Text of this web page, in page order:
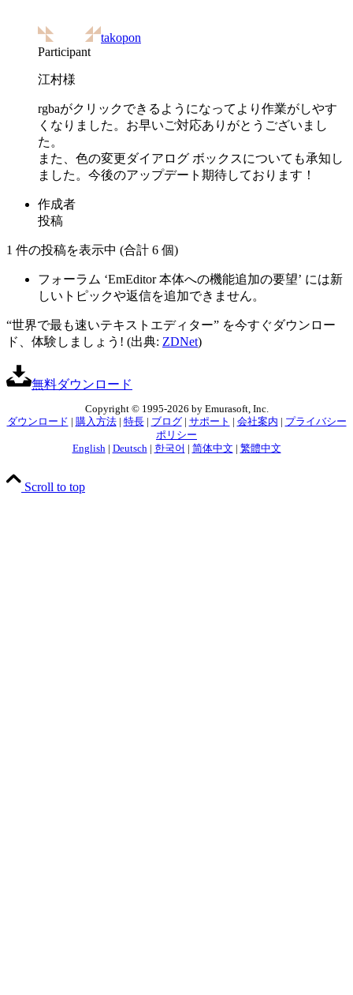
takopon
Participant
江村様
rgbaがクリックできるようになってより作業がしやす
くなりました。お早いご対応ありがとうございまし
た。
また、色の変更ダイアログ ボックスについても承知し
ました。今後のアップデート期待しております！
作成者
投稿
1 件の投稿を表示中 (合計 6 個)
フォーラム ‘EmEditor 本体への機能追加の要望’ には新
しいトピックや返信を追加できません。
“世界で最も速いテキストエディター” を今すぐダウンロー
ド、体験しましょう! (出典: ZDNet)
無料ダウンロード
Copyright © 1995-2026 by Emurasoft, Inc.
ダウンロード
購入方法| 特長| ブログ| サポート 会社案内
プライバシー
ポリシー
English| Deutsch| 한국어 简体中文 繁體中文
Scroll to top